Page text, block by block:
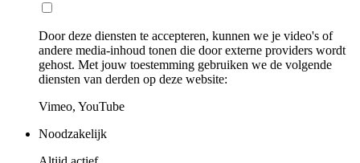
Door deze diensten te accepteren, kunnen we je video's of
andere media-inhoud tonen die door externe providers wordt
gehost. Met jouw toestemming gebruiken we de volgende
diensten van derden op deze website:
Vimeo, YouTube
Noodzakelijk